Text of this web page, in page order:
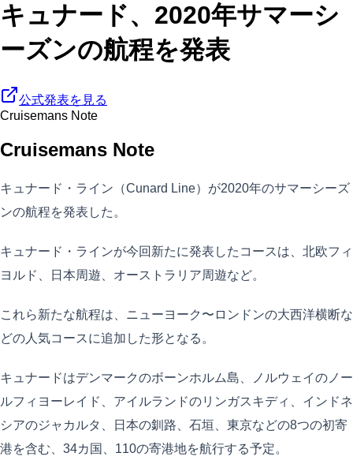
キュナード、2020年サマーシ
ーズンの航程を発表
公式発表を見る
Cruisemans Note
Cruisemans Note
キュナード・ライン（Cunard Line）が2020年のサマーシーズ
ンの航程を発表した。
キュナード・ラインが今回新たに発表したコースは、北欧フィ
ヨルド、日本周遊、オーストラリア周遊など。
これら新たな航程は、ニューヨーク〜ロンドンの大西洋横断な
どの人気コースに追加した形となる。
キュナードはデンマークのボーンホルム島、ノルウェイのノー
ルフィヨーレイド、アイルランドのリンガスキディ、インドネ
シアのジャカルタ、日本の釧路、石垣、東京などの8つの初寄
港を含む、34カ国、110の寄港地を航行する予定。